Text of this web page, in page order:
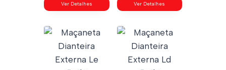
Ver Detalhes Ver Detalhes